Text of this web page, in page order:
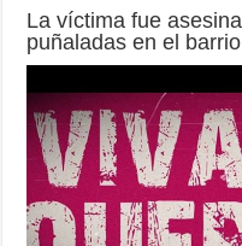
La víctima fue
puñaladas en el